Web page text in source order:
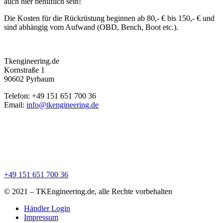
Die Kosten für die Rückrüstung beginnen ab 80,- € bis 150,- € und
sind abhängig vom Aufwand (OBD, Bench, Boot etc.).
Tkengineering.de
Kornstraße 1
90602 Pyrbaum
Telefon: +49 151 651 700 36
Email: info@tkengineering.de
+49 151 651 700 36
© 2021 – TKEngineering.de, alle Rechte vorbehalten
Händler Login
Impressum